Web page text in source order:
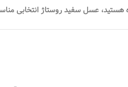
عسل سفید روستاژ انتخابی